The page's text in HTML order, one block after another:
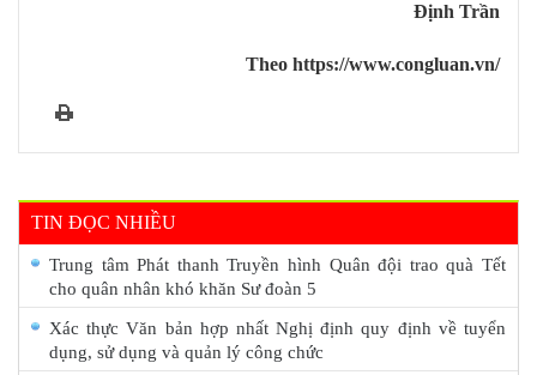
Định Trần
Theo https://www.congluan.vn/
TIN ĐỌC NHIỀU
Trung tâm Phát thanh Truyền hình Quân đội trao quà Tết
cho quân nhân khó khăn Sư đoàn 5
Xác thực Văn bản hợp nhất Nghị định quy định về tuyển
dụng, sử dụng và quản lý công chức